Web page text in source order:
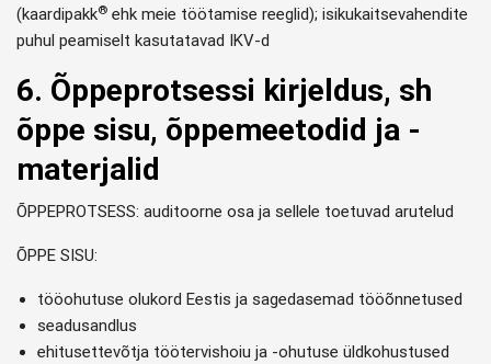
(kaardipakk® ehk meie töötamise reeglid); isikukaitsevahendite
puhul peamiselt kasutatavad IKV-d
6. Õppeprotsessi kirjeldus, sh
õppe sisu, õppemeetodid ja -
materjalid
ÕPPEPROTSESS: auditoorne osa ja sellele toetuvad arutelud
ÕPPE SISU:
tööohutuse olukord Eestis ja sagedasemad tööõnnetused
seadusandlus
ehitusettevõtja töötervishoiu ja -ohutuse üldkohustused